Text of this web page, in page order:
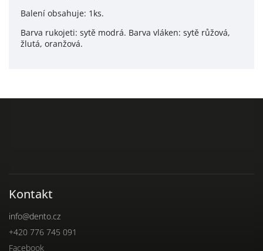
Balení obsahuje: 1ks.
Barva rukojeti: sytě modrá. Barva vláken: sytě růžová,
žlutá, oranžová.
Kontakt
info@dento.cz
+420 776 745 091
Facebook